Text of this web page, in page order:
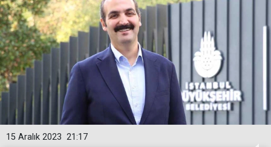
21:17
15 Aralık 2023